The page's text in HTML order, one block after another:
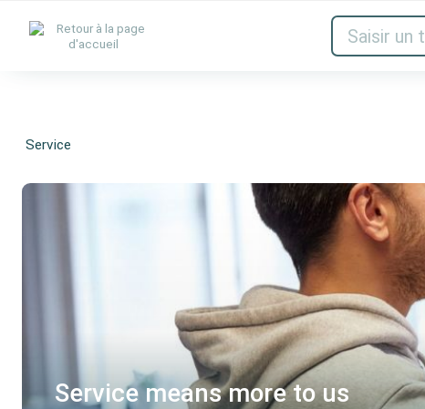
Audio et
Service
Service means more to us